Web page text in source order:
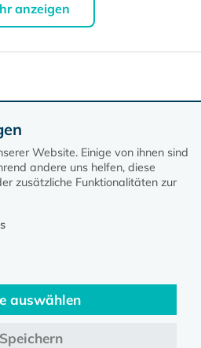
anzeigen
Vorpommern © 2026
Website. Einige von ihnen sind
andere uns helfen, diese
zusätzliche Funktionalitäten zur
auswählen
Speichern